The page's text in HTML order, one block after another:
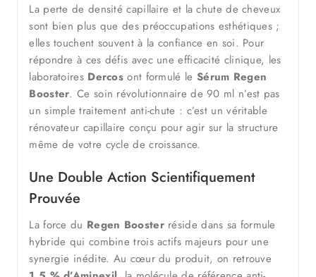
La perte de densité capillaire et la chute de cheveux
sont bien plus que des préoccupations esthétiques ;
elles touchent souvent à la confiance en soi. Pour
répondre à ces défis avec une efficacité clinique, les
laboratoires Dercos ont formulé le Sérum Regen
Booster. Ce soin révolutionnaire de 90 ml n’est pas
un simple traitement anti-chute : c’est un véritable
rénovateur capillaire conçu pour agir sur la structure
même de votre cycle de croissance.
Une Double Action Scientifiquement
Prouvée
La force du Regen Boosterréside dans sa formule
hybride qui combine trois actifs majeurs pour une
synergie inédite. Au cœur du produit, on retrouve